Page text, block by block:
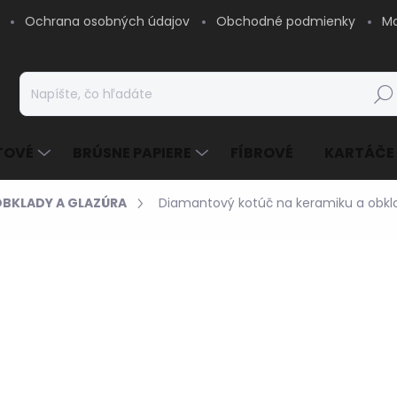
Ochrana osobných údajov Obchodné podmienky
Hľadať
A GLAZÚRA Diamantový kotúč na keramiku a